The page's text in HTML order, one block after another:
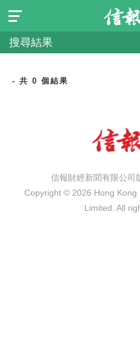
搜尋結果
- 共 0 個結果
信報財經新聞有限公司
Copyright © 2026 Hong
Limited. All